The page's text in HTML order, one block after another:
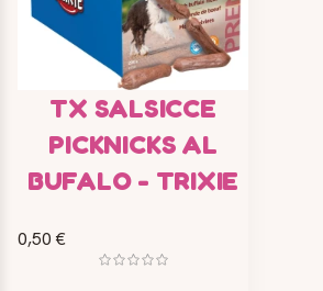
TX SALSICCE
PICKNICKS AL
BUFALO - TRIXIE
0,50 €